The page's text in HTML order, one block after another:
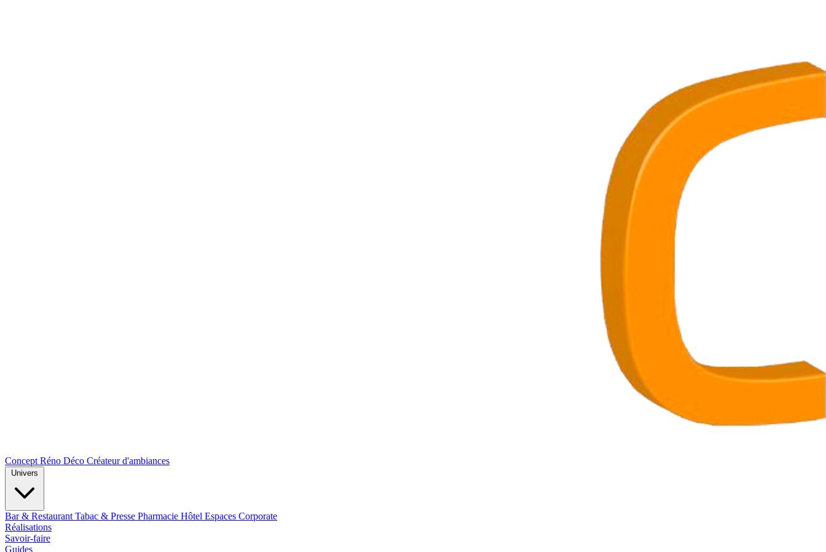
Concept Réno Déco Créateur d'ambiances
Bar & Restaurant Tabac & Presse Pharmacie Hôtel Espaces Corporate
Réalisations
Savoir-faire
Guides